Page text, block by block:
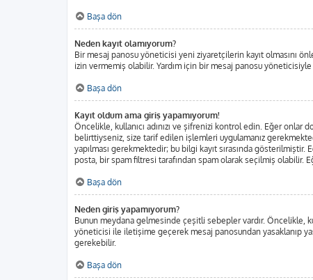
Başa dön
Neden kayıt olamıyorum?
Bir mesaj panosu yöneticisi yeni ziyaretçilerin kayıt olmasını
izin vermemiş olabilir. Yardım için bir mesaj panosu
Başa dön
Kayıt oldum ama giriş yapamıyorum!
Öncelikle, kullanıcı adınızı ve şifrenizi kontrol edin. Eğer onlar
belirttiyseniz, size tarif edilen işlemleri uygulamanız
yapılması gerekmektedir; bu bilgi kayıt sırasında
posta, bir spam filtresi tarafından spam olarak seçilmiş
Başa dön
Neden giriş yapamıyorum?
Bunun meydana gelmesinde çeşitli sebepler vardır. Öncelikle,
yöneticisi ile iletişime geçerek mesaj panosundan yasaklanıp
gerekebilir.
Başa dön